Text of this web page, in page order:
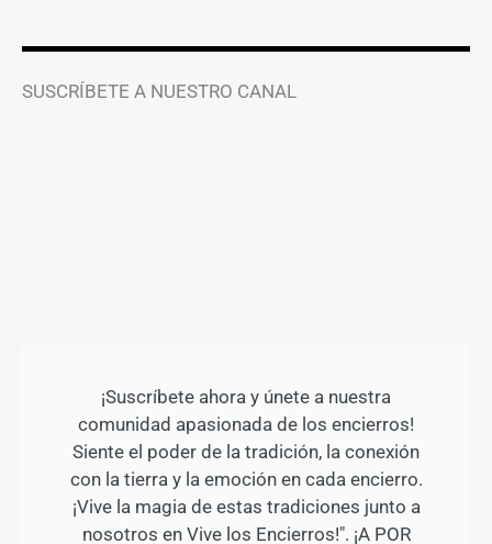
SUSCRÍBETE A NUESTRO CANAL
¡Suscríbete ahora y únete a nuestra
comunidad apasionada de los encierros!
Siente el poder de la tradición, la conexión
con la tierra y la emoción en cada encierro.
¡Vive la magia de estas tradiciones junto a
nosotros en Vive los Encierros!". ¡A POR